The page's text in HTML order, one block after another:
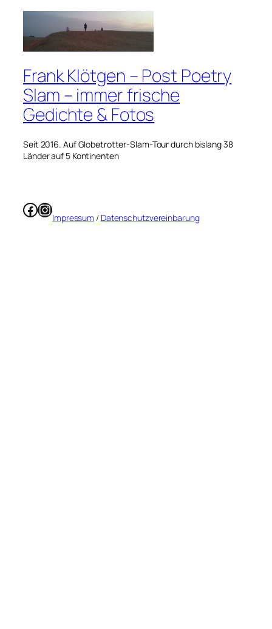
Frank Klötgen – Post Poetry
Slam – immer frische
Gedichte & Fotos
Seit 2016. Auf Globetrotter-Slam-Tour durch bislang 38
Länder auf 5 Kontinenten
Facebook
Instagram
Impressum / Datenschutzvereinbarung